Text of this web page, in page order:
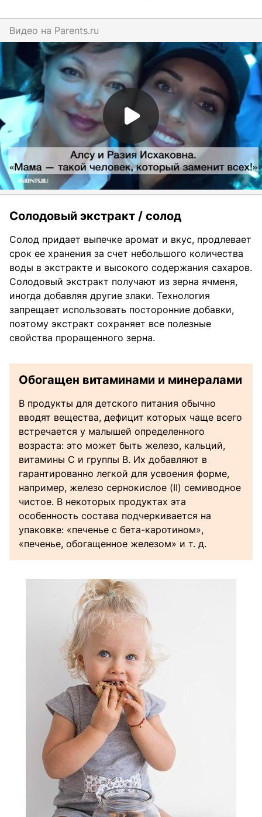
Видео на parents.ru
Солодовый экстракт / солод
Солод придает выпечке аромат и вкус, продлевает
срок ее хранения за счет небольшого количества
воды в экстракте и высокого содержания сахаров.
Солодовый экстракт получают из зерна ячменя,
иногда добавляя другие злаки. Технология
запрещает использовать посторонние добавки,
поэтому экстракт сохраняет все полезные
свойства проращенного зерна.
Обогащен витаминами и минералами
В продукты для детского питания обычно
вводят вещества, дефицит которых чаще всего
встречается у малышей определенного
возраста: это может быть железо, кальций,
витамины С и группы В. Их добавляют в
гарантированно легкой для усвоения форме,
например, железо сернокислое (II) семиводное
чистое. В некоторых продуктах эта
особенность состава подчеркивается на
упаковке: «печенье с бета-каротином»,
«печенье, обогащенное железом» и т. д.